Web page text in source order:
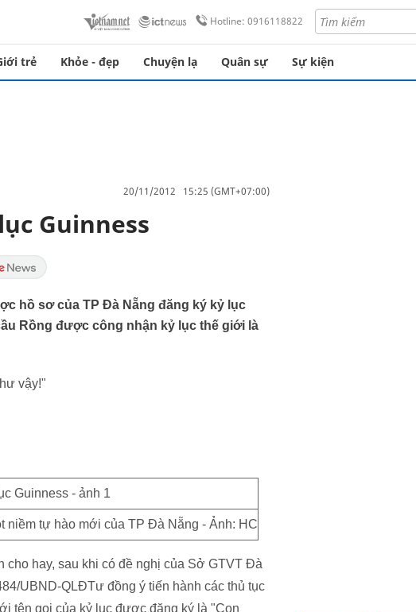
Hotline: 0916118822
trẻ Khỏe - đẹp Chuyện lạ Quân sự Sự kiện
20/11/2012 15:25 (GMT+07:00)
Guinness
hồ sơ của TP Đà Nẵng đăng ký kỷ lục
Rồng được công nhận kỷ lục thế giới là
vậy!"
niềm tự hào mới của TP Đà Nẵng - Ảnh: HC
cho hay, sau khi có đề nghị của Sở GTVT Đà
UBND-QLĐTư đồng ý tiến hành các thủ tục
tên gọi của kỷ lục được đăng ký là "Con